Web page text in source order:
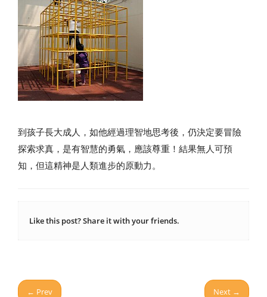
到孩子長大成人，如他經過理智地思考後，仍決定要冒險
探索求真，是有智慧的勇氣，應該尊重！結果無人可預
知，但這精神是人類進步的原動力。
Like this post? Share it with your friends.
← Prev Next →